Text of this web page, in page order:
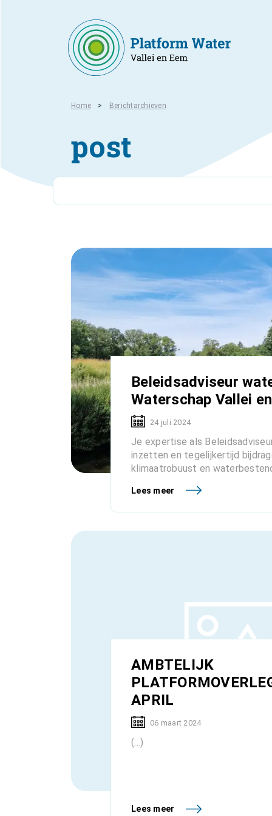
Home Berichtarchieven
post
Beleidsadviseur
Waterschap Vallei
24 juli 2024
Je expertise als
inzetten en tegelijkertijd
klimaatrobuust en
Lees meer
AMBTELIJK
APRIL
06 maart 2024
(...)
Lees meer